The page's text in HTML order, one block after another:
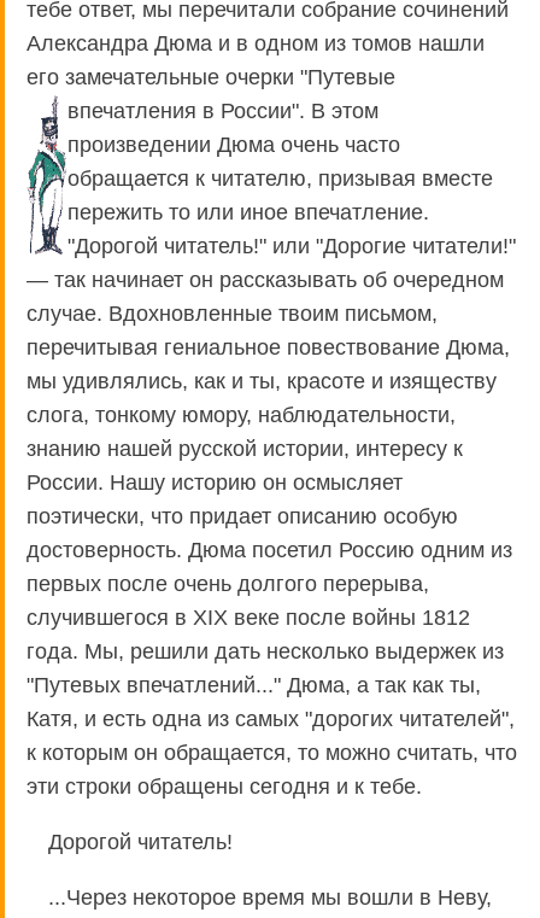
тебе ответ, мы перечитали собрание сочинений
Александра Дюма и в одном из томов нашли
его замечательные очерки "Путевые
впечатления в России". В этом
произведении Дюма очень часто
обращается к читателю, призывая вместе
пережить то или иное впечатление.
"Дорогой читатель!" или "Дорогие читатели!"
— так начинает он рассказывать об очередном
случае. Вдохновленные твоим письмом,
перечитывая гениальное повествование Дюма,
мы удивлялись, как и ты, красоте и изяществу
слога, тонкому юмору, наблюдательности,
знанию нашей русской истории, интересу к
России. Нашу историю он осмысляет
поэтически, что придает описанию особую
достоверность. Дюма посетил Россию одним из
первых после очень долгого перерыва,
случившегося в XIX веке после войны 1812
года. Мы, решили дать несколько выдержек из
"Путевых впечатлений..." Дюма, а так как ты,
Катя, и есть одна из самых "дорогих читателей",
к которым он обращается, то можно считать, что
эти строки обращены сегодня и к тебе.
Дорогой читатель!
...Через некоторое время мы вошли в Неву,